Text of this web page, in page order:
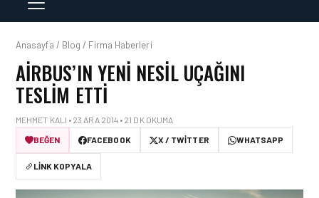
Anasayfa / Blog / Firma Haberleri
AIRBUS’IN YENI NESIL UÇAĞINI
TESLIM ETTI
MEHMET KALI • 23 ARA 2014 • 21 DK OKUMA
BEĞEN
FACEBOOK X / TWITTER WHATSAPP
LINK KOPYALA